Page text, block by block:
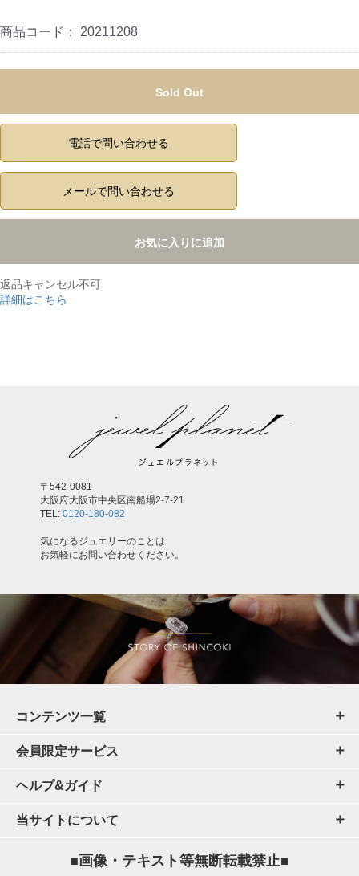
商品コード： 20211208
Sold Out
電話で問い合わせる
メールで問い合わせる
お気に入りに追加
返品キャンセル不可
詳細はこちら
〒542-0081
大阪府大阪市中央区南船場2-7-21
TEL: 0120-180-082
気になるジュエリーのことは
お気軽にお問い合わせください。
コンテンツ一覧
会員限定サービス
ヘルプ&ガイド
当サイトについて
■画像・テキスト等無断転載禁止■